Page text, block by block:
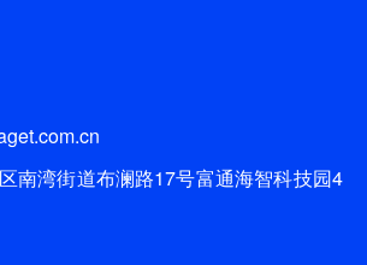
南湾街道布澜路17号富通海智科技园4